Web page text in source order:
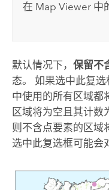
在 Map Viewer 中
默认情况下， 保留不
态。 如果选中此复
中使用的所有区域都
区域将为空且其计数
则不含点要素的区域
选中此复选框可能会